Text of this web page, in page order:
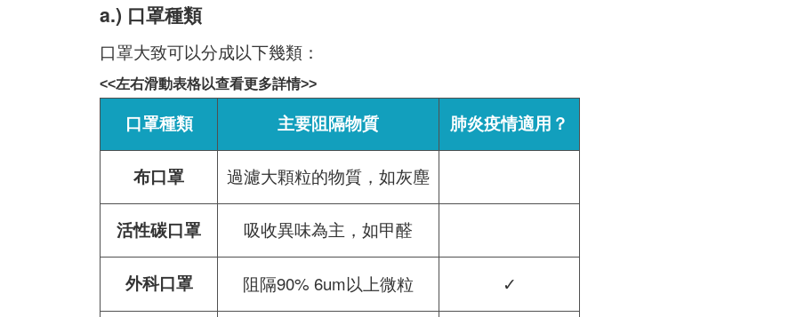
a.) 口罩種類
口罩大致可以分成以下幾類：
<<左右滑動表格以查看更多詳情>>
口罩種類 主要阻隔物質 肺炎疫情適用？
布口罩 過濾大顆粒的物質，如灰塵
活性碳口罩 吸收異味為主，如甲醛
外科口罩 阻隔90% 6um以上微粒 ✓